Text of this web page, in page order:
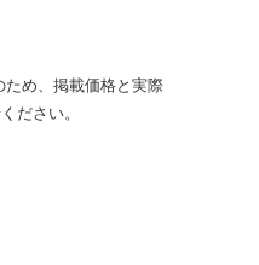
め、掲載価格と実際
ださい。